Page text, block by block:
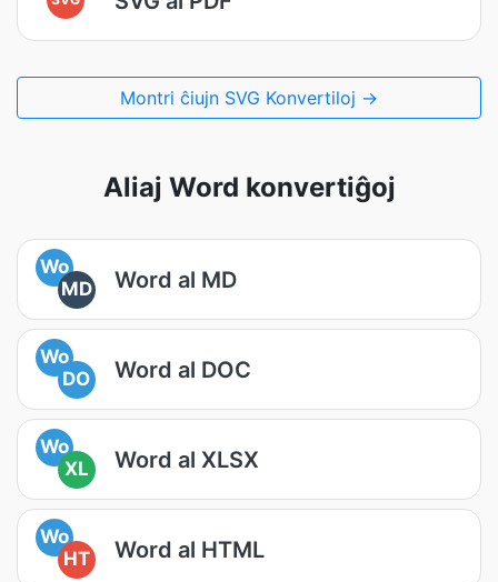
Montri ĉiujn SVG Konvertiloj →
Aliaj Word konvertiĝoj
Wo
MD
Word al MD
Wo
DO
Word al DOC
Wo
XL
Word al XLSX
Wo
HT
Word al HTML